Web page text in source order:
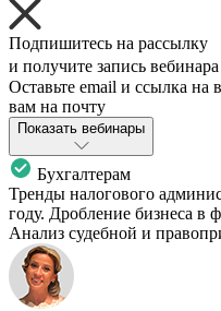
Подпишитесь на рассылку
и получите запись вебинара
Оставьте email и ссылка на
вам на почту
Показать вебинары
Бухгалтерам
Тренды налогового
году. Дробление бизнеса в
Анализ судебной и